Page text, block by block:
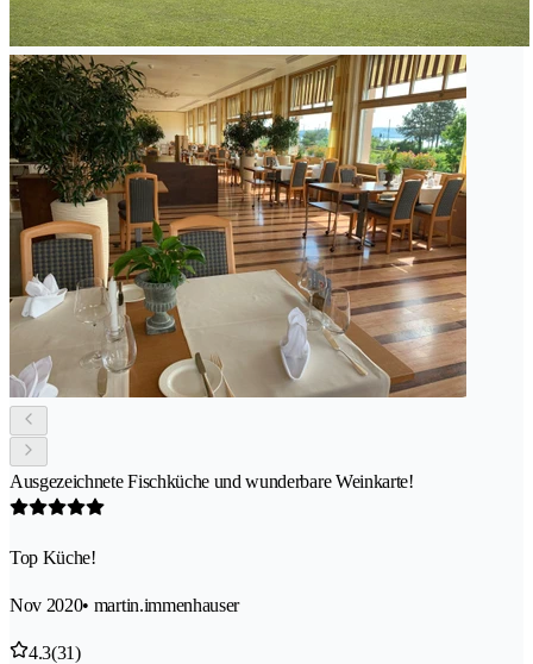
Ausgezeichnete Fischküche und wunderbare Weinkarte!
Top Küche!
Nov 2020• martin.immenhauser
4.3(31)